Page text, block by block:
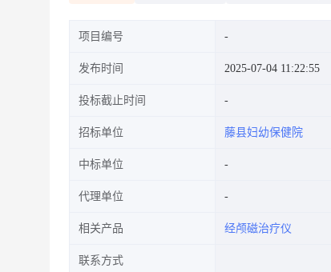
项目编号
发布时间 2025-07-04 11:22:55
投标截止时间
招标单位 藤县妇幼保健院
中标单位
代理单位
相关产品 经颅磁治疗仪
联系方式